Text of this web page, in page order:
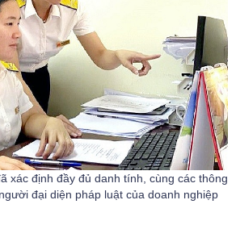
xác định đầy đủ danh tính, cùng các thông
đại diện pháp luật của doanh nghiệp